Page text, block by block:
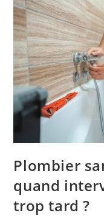
Plombier
quand
trop tard ?